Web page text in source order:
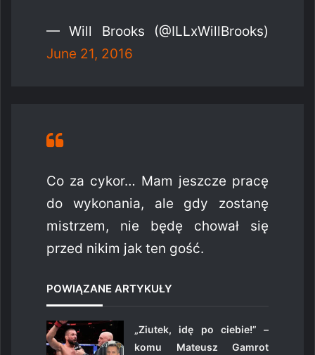
— Will Brooks (@ILLxWillBrooks)
June 21, 2016
Co za cykor… Mam jeszcze pracę
do wykonania, ale gdy zostanę
mistrzem, nie będę chował się
przed nikim jak ten gość.
POWIĄZANE ARTYKUŁY
„Ziutek, idę po ciebie!” –
komu Mateusz Gamrot